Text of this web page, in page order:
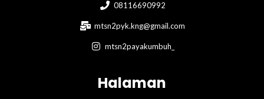
08116690992
mtsn2pyk.kng@gmail.com
mtsn2payakumbuh_
Halaman